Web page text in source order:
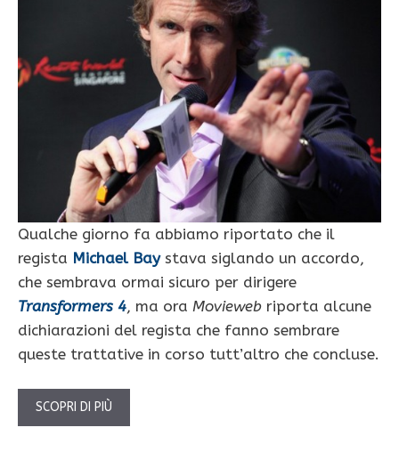
Qualche giorno fa abbiamo riportato che il
regista Michael Baystava siglando un accordo,
che sembrava ormai sicuro per dirigere
Transformers 4, ma ora Movieweb riporta alcune
dichiarazioni del regista che fanno sembrare
queste trattative in corso tutt’altro che concluse.
SCOPRI DI PIÙ